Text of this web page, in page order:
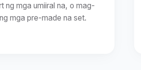
ng mga umiiral na, o mag-
mga pre-made na set.